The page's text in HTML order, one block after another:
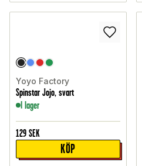
Yoyo Factory
Spinstar Jojo, svart
I lager
129 SEK
KÖP